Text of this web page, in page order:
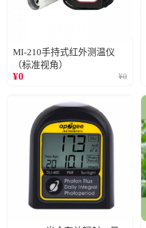
MI-210手持式红外测温仪
（标准视角）
¥0 ¥0